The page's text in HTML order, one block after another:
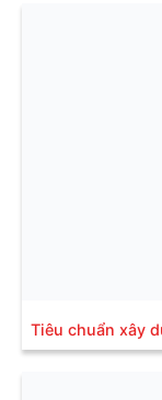
Tiêu chuẩn xây